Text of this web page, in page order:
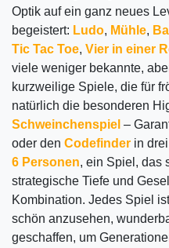
Optik auf ein ganz neues
begeistert: Ludo, Mühle,
Tic Tac Toe, Vier in einer
viele weniger bekannte,
kurzweilige Spiele, die für
natürlich die besonderen
Schweinchenspiel –
oder den Codefinder in
6 Personen, ein Spiel, das
strategische Tiefe und
Kombination. Jedes Spiel
schön anzusehen,
geschaffen, um